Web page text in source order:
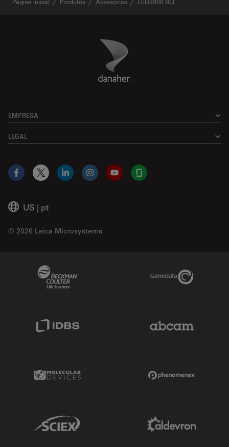
Danaher Logo
EMPRESA
LEGAL
US | pt
© 2026 Leica Microsystems
Facebook
X LinkedInInstagramYouTubeGlassdoor
Genedata Link
IDBS Link
Molecular Devices Link
Sciex Link